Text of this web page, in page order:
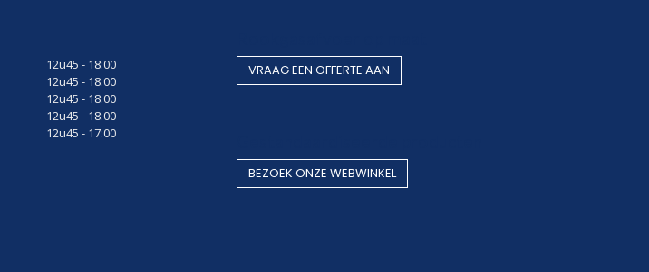
12u45 - 18:00
12u45 - 18:00
12u45 - 18:00
12u45 - 18:00
12u45 - 17:00
VRAAG EEN OF​​​​FERTE AAN
BEZOEK O​​​​NZE WEBWINKEL